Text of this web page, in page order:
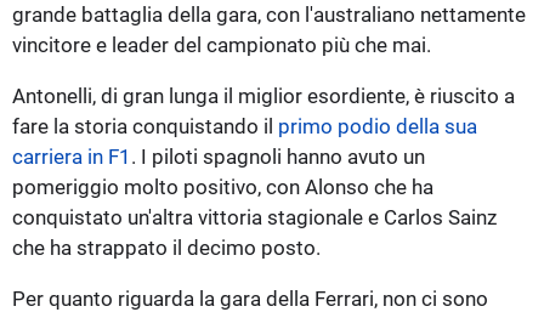
grande battaglia della gara, con l'australiano nettamente
vincitore e leader del campionato più che mai.
Antonelli, di gran lunga il miglior esordiente, è riuscito a
fare la storia conquistando il primo podio della sua
carriera in F1 . I piloti spagnoli hanno avuto un
pomeriggio molto positivo, con Alonso che ha
conquistato un'altra vittoria stagionale e Carlos Sainz
che ha strappato il decimo posto.
Per quanto riguarda la gara della Ferrari, non ci sono